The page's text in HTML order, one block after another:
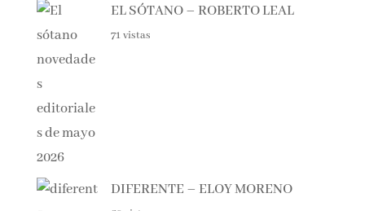
EL SÓTANO – ROBERTO LEAL
71 vistas
DIFERENTE – ELOY MORENO